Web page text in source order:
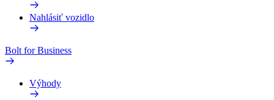
Nahlásiť vozidlo
Bolt for Business
Výhody